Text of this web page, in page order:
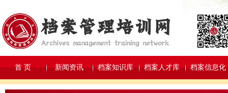
首 页 新闻资讯 档案知识库 档案人才库 档案信息化